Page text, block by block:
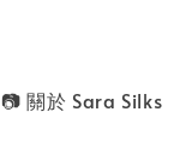
NT$ 50
📷 關於 Sara Silks